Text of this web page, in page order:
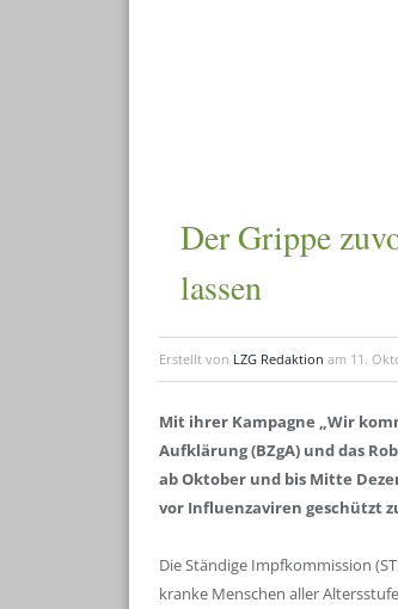
Der Grippe
lassen
Erstellt von LZG Redaktion am 11.
Mit ihrer Kampagne „Wir
Aufklärung (BZgA) und das
ab Oktober und bis Mitte
vor Influenzaviren geschützt
Die Ständige Impfkommission
kranke Menschen aller